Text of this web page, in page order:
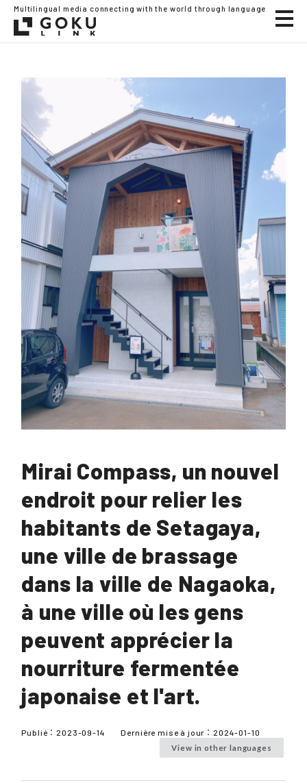
Multilingual media connecting with the world through language
Mirai Compass, un nouvel
endroit pour relier les
habitants de Setagaya,
une ville de brassage
dans la ville de Nagaoka,
à une ville où les gens
peuvent apprécier la
nourriture fermentée
japonaise et l'art.
Publié： 2023-09-14 Dernière mise à jour： 2024-01-10
View in other languages